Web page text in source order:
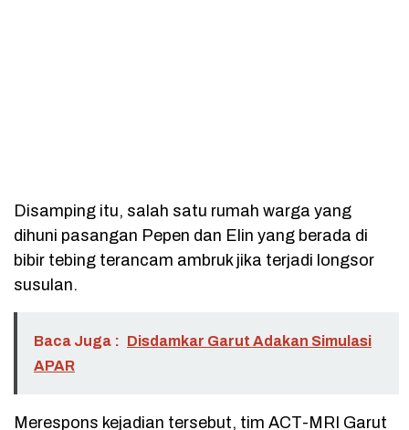
Disamping itu, salah satu rumah warga yang
dihuni pasangan Pepen dan Elin yang berada di
bibir tebing terancam ambruk jika terjadi longsor
susulan.
Baca Juga : Disdamkar Garut Adakan Simulasi
APAR
Merespons kejadian tersebut, tim ACT-MRI Garut